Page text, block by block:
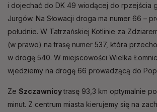
i dojechać do DK 49 wiodącej do rpzejścia
Jurgów. Na Słowacji droga ma numer 66 –
południe. W Tatrzańskiej Kotlinie za
(w prawo) na trasę numer 537, która
w drogę 540. W miejscowości Wielka
wjedziemy na drogę 66 prowadzącą do
Ze Szczawnicytrasę 93,3 km optymalnie
minut. Z centrum miasta kierujemy się na